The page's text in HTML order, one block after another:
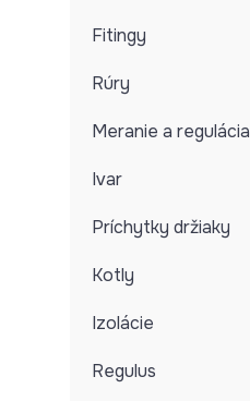
Fitingy
Rúry
Meranie a regulácia
Ivar
Príchytky držiaky
Kotly
Izolácie
Regulus